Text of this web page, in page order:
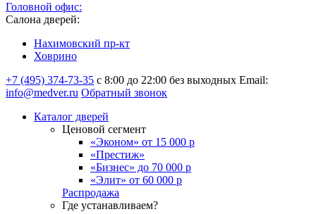
Головной офис:
Салона дверей:
Нахимовский пр-кт
Ховрино
+7 (495) 374-73-35 с 8:00 до 22:00 без выходных Email:
info@medver.ru Обратный звонок
Каталог дверей
Ценовой сегмент
«Эконом» от 15 000 р
«Престиж»
«Бизнес» до 70 000 р
«Элит» от 60 000 р
Распродажа
Где устанавливаем?